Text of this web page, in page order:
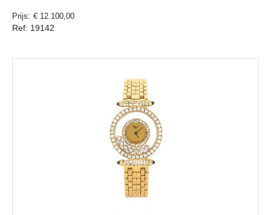
Prijs € 12.100,00
Ref: 19142